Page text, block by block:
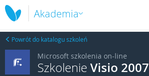
Akademia
Powrót do katalogu szkoleń
Microsoft szkolenia on-line
Szkolenie Visio 2007